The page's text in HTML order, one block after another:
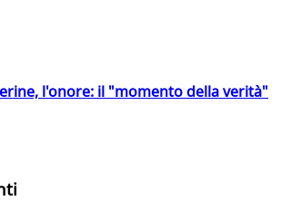
l'onore: il "momento della verità"